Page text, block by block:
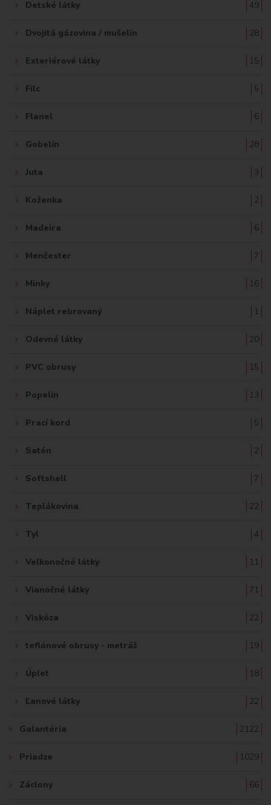
Detské látky 49
Dvojitá gázovina / mušelín 28
Exteriérové látky 15
Filc 5
Flanel 6
Gobelín 28
Juta 3
Koženka 2
Madeira 6
Menčester 7
Minky 16
Náplet rebrovaný 1
Odevné látky 20
PVC obrusy 15
Popelín 13
Prací kord 5
Satén 2
Softshell 7
Teplákovina 22
Tyl 4
Veľkonočné látky 11
Vianočné látky 71
Viskóza 22
teflónové obrusy - metráž 19
Úplet 18
Ľanové látky 22
Galantéria 2122
Priadze 1029
Záclony 66